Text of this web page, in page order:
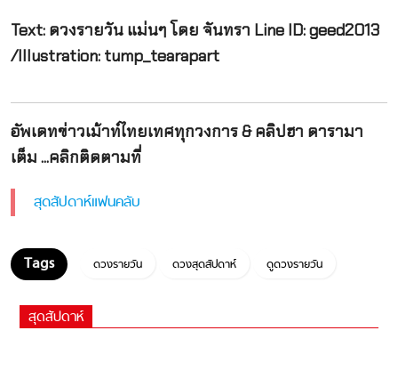
Text: ดวงรายวัน แม่นๆ โดย จันทรา Line ID: geed2013
/Illustration: tump_tearapart
อัพเดทข่าวเม้าท์ไทยเทศทุกวงการ & คลิปฮา ดารามา
เต็ม ...คลิกติดตามที่
สุดสัปดาห์แฟนคลับ
ดวงรายวัน ดวงสุดสัปดาห์ ดูดวงรายวัน
สุดสัปดาห์